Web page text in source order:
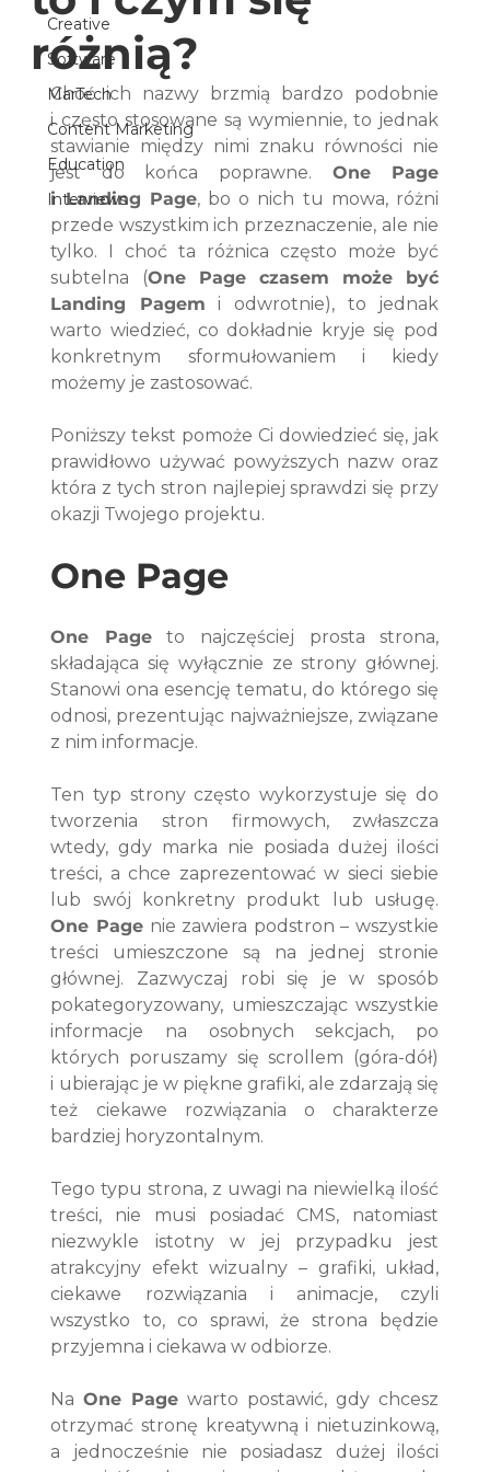
Creative
Software
MarTech
Content Marketing
Education
Interviews
różnią?
Choć ich nazwy brzmią bardzo podobnie
i często stosowane są wymiennie, to jednak
stawianie między nimi znaku równości nie
jest do końca poprawne. One Page
i Landing Page, bo o nich tu mowa, różni
przede wszystkim ich przeznaczenie, ale nie
tylko. I choć ta różnica często może być
subtelna (One Page czasem może być
Landing Pagem i odwrotnie), to jednak
warto wiedzieć, co dokładnie kryje się pod
konkretnym sformułowaniem i kiedy
możemy je zastosować.
Poniższy tekst pomoże Ci dowiedzieć się, jak
prawidłowo używać powyższych nazw oraz
która z tych stron najlepiej sprawdzi się przy
okazji Twojego projektu.
One Page
One Page to najczęściej prosta strona,
składająca się wyłącznie ze strony głównej.
Stanowi ona esencję tematu, do którego się
odnosi, prezentując najważniejsze, związane
z nim informacje.
Ten typ strony często wykorzystuje się do
tworzenia stron firmowych, zwłaszcza
wtedy, gdy marka nie posiada dużej ilości
treści, a chce zaprezentować w sieci siebie
One Page nie zawiera podstron – wszystkie
treści umieszczone są na jednej stronie
głównej. Zazwyczaj robi się je w sposób
pokategoryzowany, umieszczając wszystkie
informacje na osobnych sekcjach, po
których poruszamy się scrollem (góra-dół)
i ubierając je w piękne grafiki, ale zdarzają się
też ciekawe rozwiązania o charakterze
bardziej horyzontalnym.
Tego typu strona, z uwagi na niewielką ilość
treści, nie musi posiadać CMS, natomiast
niezwykle istotny w jej przypadku jest
atrakcyjny efekt wizualny – grafiki, układ,
ciekawe rozwiązania i animacje, czyli
wszystko to, co sprawi, że strona będzie
przyjemna i ciekawa w odbiorze.
Na One Page warto postawić, gdy chcesz
otrzymać stronę kreatywną i nietuzinkową,
a jednocześnie nie posiadasz dużej ilości